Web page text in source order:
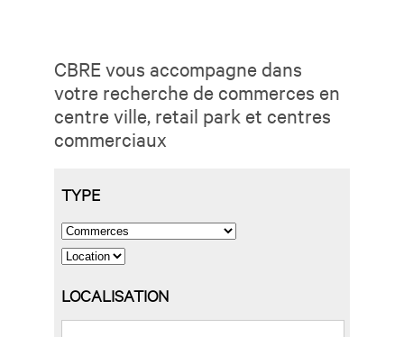
CBRE vous accompagne dans
votre recherche de commerces en
centre ville, retail park et centres
commerciaux